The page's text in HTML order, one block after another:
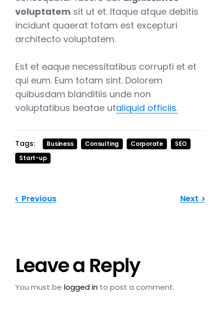
voluptatem sit ut et. Itaque atque debitis
incidunt quaerat totam est excepturi
architecto voluptatem.
Est et eaque necessitatibus corrupti et et
qui eum. Eum totam sint. Dolorem
quibusdam blanditiis unde non
voluptatibus beatae utaliquid officiis.
Tags: Business Consulting Corporate
SEO
Start-up
Previous Next
Leave a Reply
You must belogged in to post a comment.